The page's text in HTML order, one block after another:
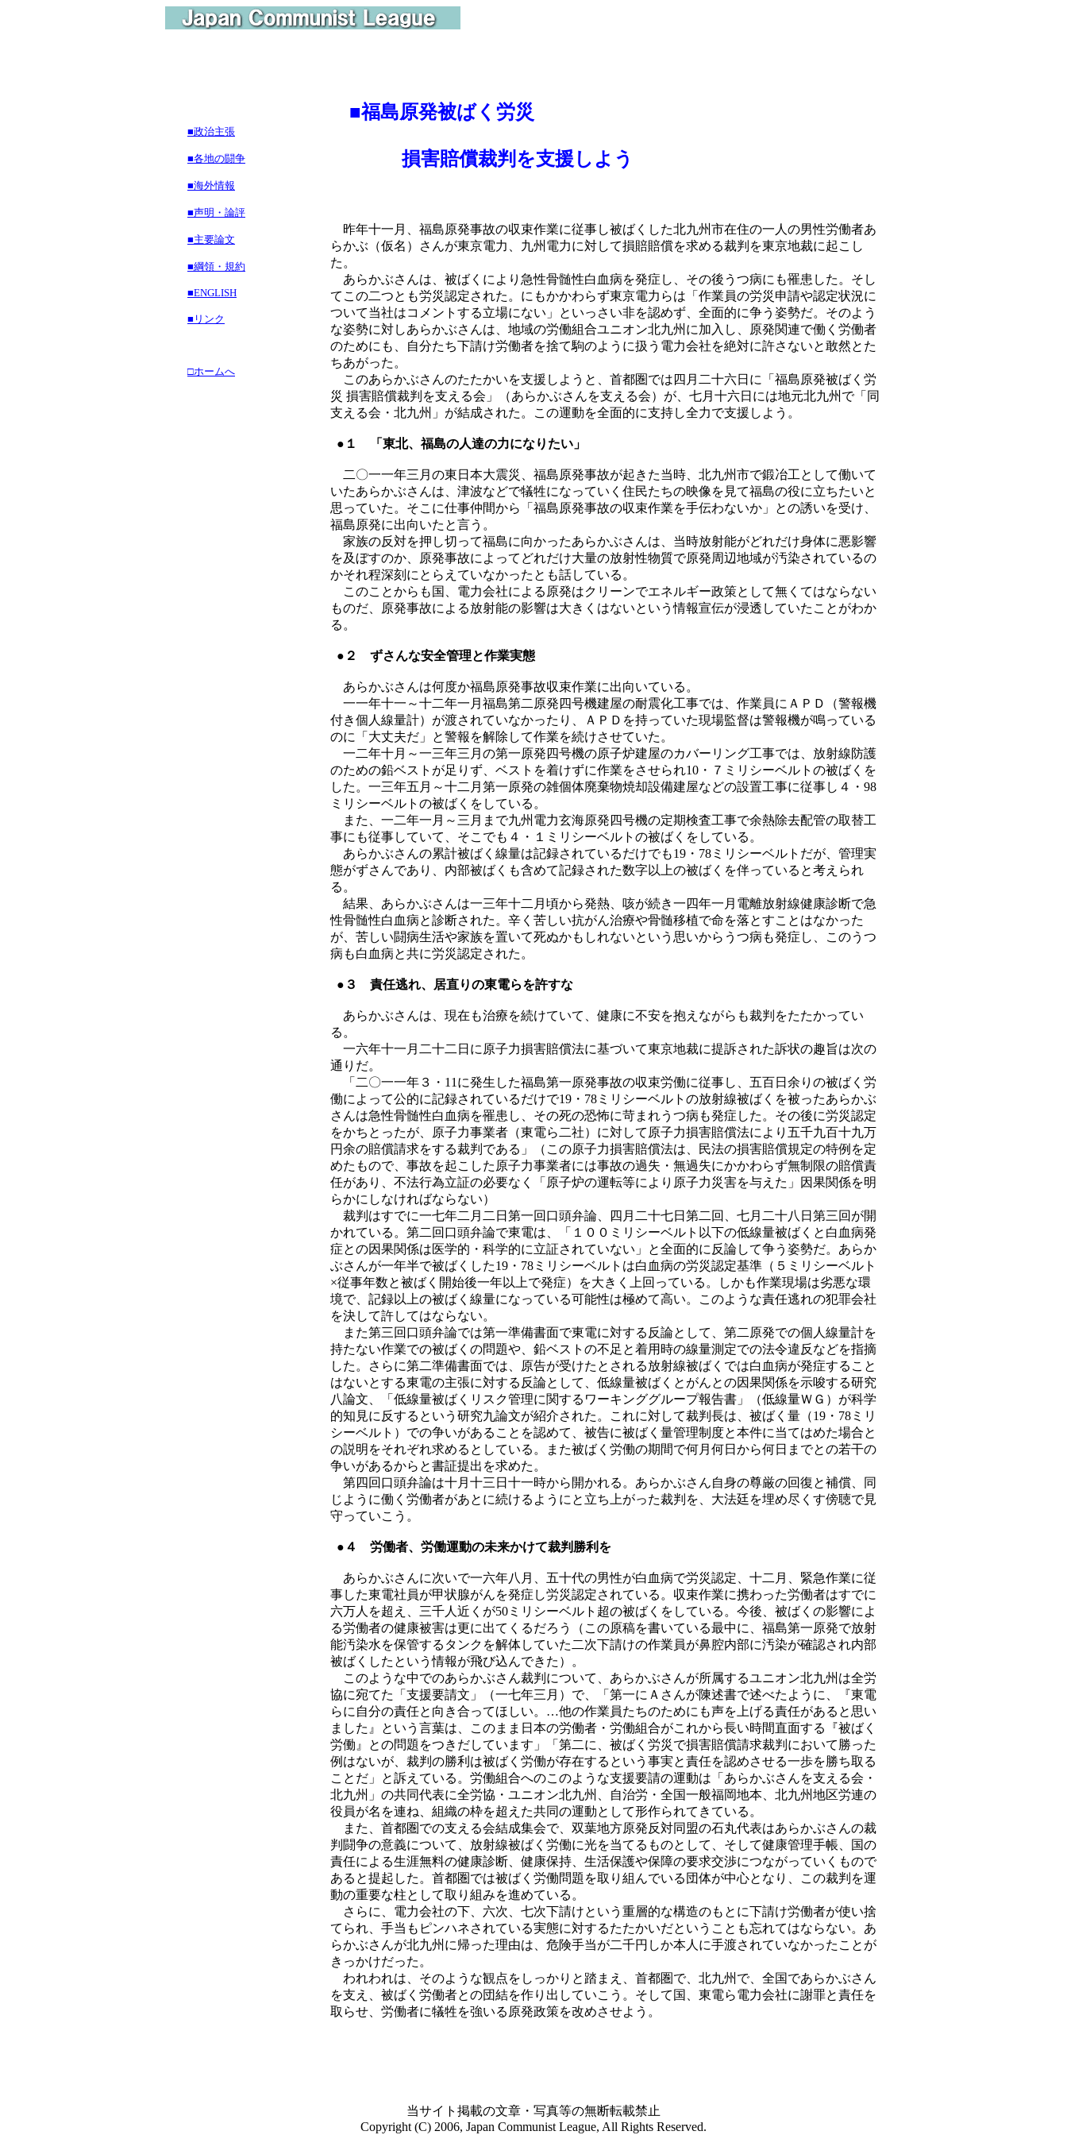
■政治主張
■各地の闘争
■海外情報
■声明・論評
■主要論文
■綱領・規約
■ENGLISH
■リンク
□ホームへ
■福島原発被ばく労災
損害賠償裁判を支援しよう
昨年十一月、福島原発事故の収束作業に従事し被ばくした北九州市在住の一人の男性労働者あ
らかぶ（仮名）さんが東京電力、九州電力に対して損賠賠償を求める裁判を東京地裁に起こし
た。
あらかぶさんは、被ばくにより急性骨髄性白血病を発症し、その後うつ病にも罹患した。そし
てこの二つとも労災認定された。にもかかわらず東京電力らは「作業員の労災申請や認定状況に
ついて当社はコメントする立場にない」といっさい非を認めず、全面的に争う姿勢だ。そのよう
な姿勢に対しあらかぶさんは、地域の労働組合ユニオン北九州に加入し、原発関連で働く労働者
のためにも、自分たち下請け労働者を捨て駒のように扱う電力会社を絶対に許さないと敢然とた
ちあがった。
このあらかぶさんのたたかいを支援しようと、首都圏では四月二十六日に「福島原発被ばく労
災 損害賠償裁判を支える会」（あらかぶさんを支える会）が、七月十六日には地元北九州で「同
支える会・北九州」が結成された。この運動を全面的に支持し全力で支援しよう。
●１ 「東北、福島の人達の力になりたい」
二〇一一年三月の東日本大震災、福島原発事故が起きた当時、北九州市で鍛冶工として働いて
いたあらかぶさんは、津波などで犠牲になっていく住民たちの映像を見て福島の役に立ちたいと
思っていた。そこに仕事仲間から「福島原発事故の収束作業を手伝わないか」との誘いを受け、
福島原発に出向いたと言う。
家族の反対を押し切って福島に向かったあらかぶさんは、当時放射能がどれだけ身体に悪影響
を及ぼすのか、原発事故によってどれだけ大量の放射性物質で原発周辺地域が汚染されているの
かそれ程深刻にとらえていなかったとも話している。
このことからも国、電力会社による原発はクリーンでエネルギー政策として無くてはならない
ものだ、原発事故による放射能の影響は大きくはないという情報宣伝が浸透していたことがわか
る。
●２ ずさんな安全管理と作業実態
あらかぶさんは何度か福島原発事故収束作業に出向いている。
一一年十一～十二年一月福島第二原発四号機建屋の耐震化工事では、作業員にＡＰＤ（警報機
付き個人線量計）が渡されていなかったり、ＡＰＤを持っていた現場監督は警報機が鳴っている
のに「大丈夫だ」と警報を解除して作業を続けさせていた。
一二年十月～一三年三月の第一原発四号機の原子炉建屋のカバーリング工事では、放射線防護
のための鉛ベストが足りず、ベストを着けずに作業をさせられ10・７ミリシーベルトの被ばくを
した。一三年五月～十二月第一原発の雑個体廃棄物焼却設備建屋などの設置工事に従事し４・98
ミリシーベルトの被ばくをしている。
また、一二年一月～三月まで九州電力玄海原発四号機の定期検査工事で余熱除去配管の取替工
事にも従事していて、そこでも４・１ミリシーベルトの被ばくをしている。
あらかぶさんの累計被ばく線量は記録されているだけでも19・78ミリシーベルトだが、管理実
態がずさんであり、内部被ばくも含めて記録された数字以上の被ばくを伴っていると考えられ
る。
結果、あらかぶさんは一三年十二月頃から発熱、咳が続き一四年一月電離放射線健康診断で急
性骨髄性白血病と診断された。辛く苦しい抗がん治療や骨髄移植で命を落とすことはなかった
が、苦しい闘病生活や家族を置いて死ぬかもしれないという思いからうつ病も発症し、このうつ
病も白血病と共に労災認定された。
●３ 責任逃れ、居直りの東電らを許すな
あらかぶさんは、現在も治療を続けていて、健康に不安を抱えながらも裁判をたたかってい
る。
一六年十一月二十二日に原子力損害賠償法に基づいて東京地裁に提訴された訴状の趣旨は次の
通りだ。
「二〇一一年３・11に発生した福島第一原発事故の収束労働に従事し、五百日余りの被ばく労
働によって公的に記録されているだけで19・78ミリシーベルトの放射線被ばくを被ったあらかぶ
さんは急性骨髄性白血病を罹患し、その死の恐怖に苛まれうつ病も発症した。その後に労災認定
をかちとったが、原子力事業者（東電ら二社）に対して原子力損害賠償法により五千九百十九万
円余の賠償請求をする裁判である」（この原子力損害賠償法は、民法の損害賠償規定の特例を定
めたもので、事故を起こした原子力事業者には事故の過失・無過失にかかわらず無制限の賠償責
任があり、不法行為立証の必要なく「原子炉の運転等により原子力災害を与えた」因果関係を明
らかにしなければならない）
裁判はすでに一七年二月二日第一回口頭弁論、四月二十七日第二回、七月二十八日第三回が開
かれている。第二回口頭弁論で東電は、「１００ミリシーベルト以下の低線量被ばくと白血病発
症との因果関係は医学的・科学的に立証されていない」と全面的に反論して争う姿勢だ。あらか
ぶさんが一年半で被ばくした19・78ミリシーベルトは白血病の労災認定基準（５ミリシーベルト
×従事年数と被ばく開始後一年以上で発症）を大きく上回っている。しかも作業現場は劣悪な環
境で、記録以上の被ばく線量になっている可能性は極めて高い。このような責任逃れの犯罪会社
を決して許してはならない。
また第三回口頭弁論では第一準備書面で東電に対する反論として、第二原発での個人線量計を
持たない作業での被ばくの問題や、鉛ベストの不足と着用時の線量測定での法令違反などを指摘
した。さらに第二準備書面では、原告が受けたとされる放射線被ばくでは白血病が発症すること
はないとする東電の主張に対する反論として、低線量被ばくとがんとの因果関係を示唆する研究
八論文、「低線量被ばくリスク管理に関するワーキンググループ報告書」（低線量ＷＧ）が科学
的知見に反するという研究九論文が紹介された。これに対して裁判長は、被ばく量（19・78ミリ
シーベルト）での争いがあることを認めて、被告に被ばく量管理制度と本件に当てはめた場合と
の説明をそれぞれ求めるとしている。また被ばく労働の期間で何月何日から何日までとの若干の
争いがあるからと書証提出を求めた。
第四回口頭弁論は十月十三日十一時から開かれる。あらかぶさん自身の尊厳の回復と補償、同
じように働く労働者があとに続けるようにと立ち上がった裁判を、大法廷を埋め尽くす傍聴で見
守っていこう。
●４ 労働者、労働運動の未来かけて裁判勝利を
あらかぶさんに次いで一六年八月、五十代の男性が白血病で労災認定、十二月、緊急作業に従
事した東電社員が甲状腺がんを発症し労災認定されている。収束作業に携わった労働者はすでに
六万人を超え、三千人近くが50ミリシーベルト超の被ばくをしている。今後、被ばくの影響によ
る労働者の健康被害は更に出てくるだろう（この原稿を書いている最中に、福島第一原発で放射
能汚染水を保管するタンクを解体していた二次下請けの作業員が鼻腔内部に汚染が確認され内部
被ばくしたという情報が飛び込んできた）。
このような中でのあらかぶさん裁判について、あらかぶさんが所属するユニオン北九州は全労
協に宛てた「支援要請文」（一七年三月）で、「第一にＡさんが陳述書で述べたように、『東電
らに自分の責任と向き合ってほしい。…他の作業員たちのためにも声を上げる責任があると思い
ました』という言葉は、このまま日本の労働者・労働組合がこれから長い時間直面する『被ばく
労働』との問題をつきだしています」「第二に、被ばく労災で損害賠償請求裁判において勝った
例はないが、裁判の勝利は被ばく労働が存在するという事実と責任を認めさせる一歩を勝ち取る
ことだ」と訴えている。労働組合へのこのような支援要請の運動は「あらかぶさんを支える会・
北九州」の共同代表に全労協・ユニオン北九州、自治労・全国一般福岡地本、北九州地区労連の
役員が名を連ね、組織の枠を超えた共同の運動として形作られてきている。
また、首都圏での支える会結成集会で、双葉地方原発反対同盟の石丸代表はあらかぶさんの裁
判闘争の意義について、放射線被ばく労働に光を当てるものとして、そして健康管理手帳、国の
責任による生涯無料の健康診断、健康保持、生活保護や保障の要求交渉につながっていくもので
あると提起した。首都圏では被ばく労働問題を取り組んでいる団体が中心となり、この裁判を運
動の重要な柱として取り組みを進めている。
さらに、電力会社の下、六次、七次下請けという重層的な構造のもとに下請け労働者が使い捨
てられ、手当もピンハネされている実態に対するたたかいだということも忘れてはならない。あ
らかぶさんが北九州に帰った理由は、危険手当が二千円しか本人に手渡されていなかったことが
きっかけだった。
われわれは、そのような観点をしっかりと踏まえ、首都圏で、北九州で、全国であらかぶさん
を支え、被ばく労働者との団結を作り出していこう。そして国、東電ら電力会社に謝罪と責任を
取らせ、労働者に犠牲を強いる原発政策を改めさせよう。
当サイト掲載の文章・写真等の無断転載禁止
Copyright (C) 2006, Japan Communist League, All Rights Reserved.